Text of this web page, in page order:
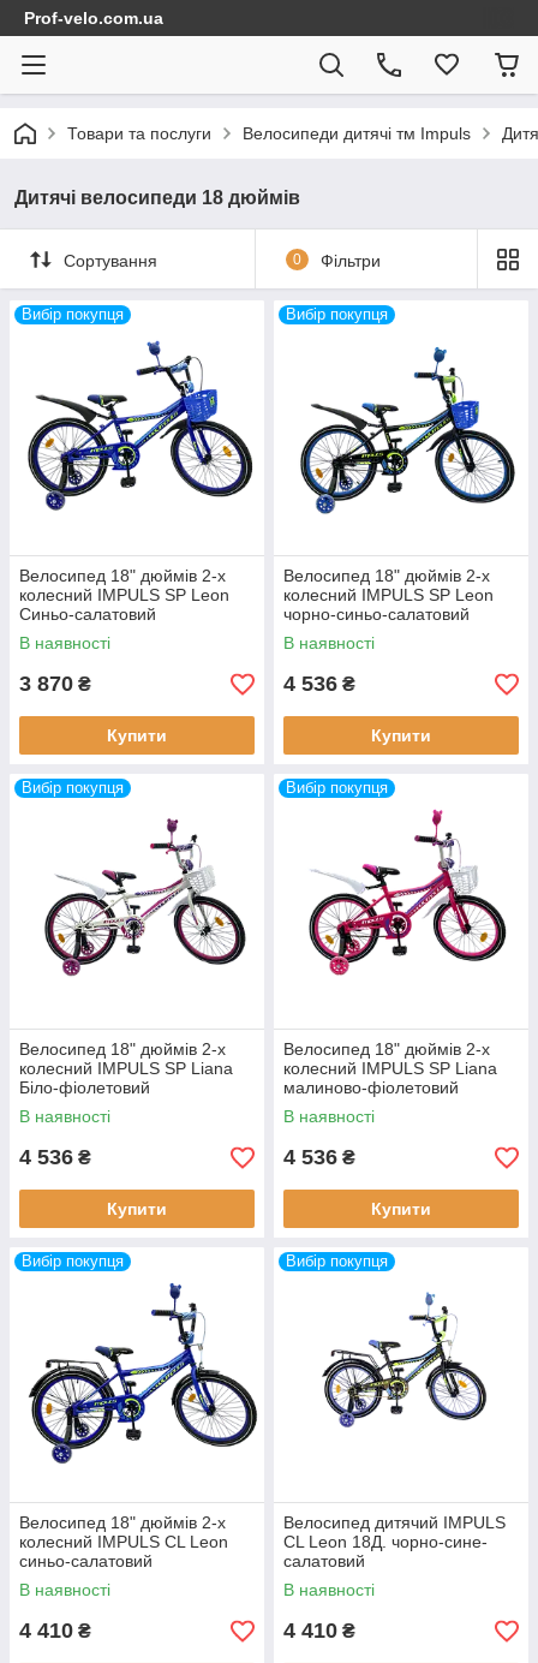
Prof-velo.com.ua
Товари та послуги Велосипеди дитячі тм Impuls
Дитячі велосипеди 18 дюймів
Сортування 0 Фільтри
Вибір покупця
Велосипед 18" дюймів 2-х
колесний IMPULS SP Leon
Синьо-салатовий
В наявності
3 870 ₴
Купити
Вибір покупця
Велосипед 18" дюймів 2-х
колесний IMPULS SP Leon
чорно-синьо-салатовий
В наявності
4 536 ₴
Купити
Вибір покупця
Велосипед 18" дюймів 2-х
колесний IMPULS SP Liana
Біло-фіолетовий
В наявності
4 536 ₴
Купити
Вибір покупця
Велосипед 18" дюймів 2-х
колесний IMPULS SP Liana
малиново-фіолетовий
В наявності
4 536 ₴
Купити
Вибір покупця
Велосипед 18" дюймів 2-х
колесний IMPULS CL Leon
синьо-салатовий
В наявності
4 410 ₴
Вибір покупця
Велосипед дитячий IMPULS
CL Leon 18Д. чорно-сине-
салатовий
В наявності
4 410 ₴